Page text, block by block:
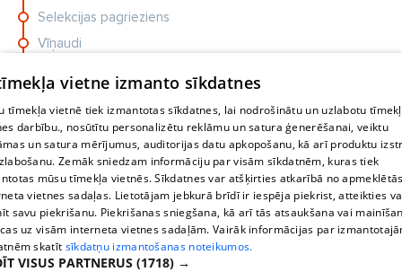
Selekcijas pagrieziens
Vīņaudi
Neste
Lauciņi
Cēsu AO
vietne izmanto sīkdatnes
tīmekļa vietnē tiek izmantotas sīkdatnes, lai nodrošinātu un uzlabotu
darbību., nosūtītu personalizētu reklāmu un satura ģenerēšanai, veiktu
un satura mērījumus, auditorijas datu apkopošanu, kā arī produktu
Zemāk sniedzam informāciju par visām sīkdatnēm, kuras tiek
mūsu tīmekļa vietnēs. Sīkdatnes var atšķirties atkarībā no
vietnes sadaļas. Lietotājam jebkurā brīdī ir iespēja piekrist, atteikties
savu piekrišanu. Piekrišanas sniegšana, kā arī tās atsaukšana vai
uz visām interneta vietnes sadaļām. Vairāk informācijas par
skatīt sīkdatņu izmantošanas noteikumos.
VISUS PARTNERUS (1718) →